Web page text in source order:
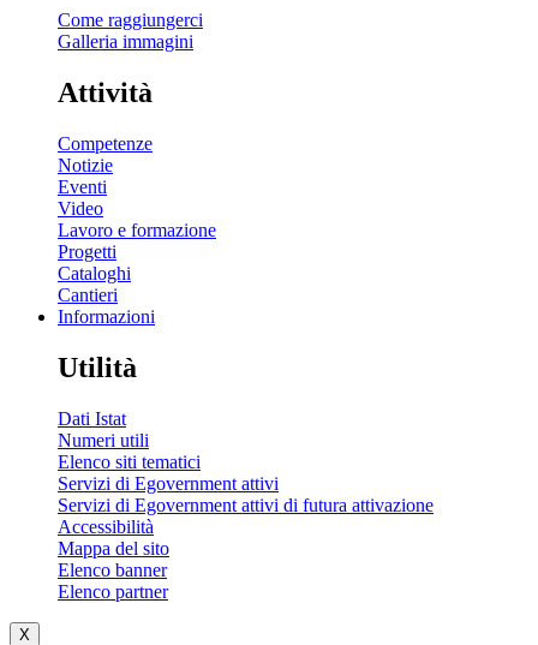
Come raggiungerci
Galleria immagini
Attività
Competenze
Notizie
Eventi
Video
Lavoro e formazione
Progetti
Cataloghi
Cantieri
Informazioni
Utilità
Dati Istat
Numeri utili
Elenco siti tematici
Servizi di Egovernment attivi
Servizi di Egovernment attivi di futura attivazione
Accessibilità
Mappa del sito
Elenco banner
Elenco partner
X